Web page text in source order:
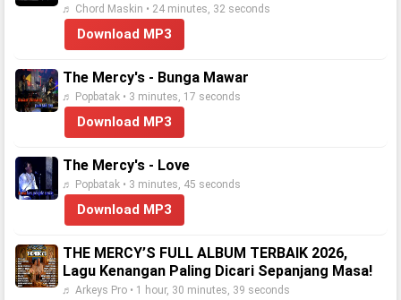
♬ Chord Maskin • 24 minutes, 32 seconds
Download MP3
The Mercy's - Bunga Mawar
♬ Popbatak • 3 minutes, 17 seconds
Download MP3
The Mercy's - Love
♬ Popbatak • 3 minutes, 45 seconds
Download MP3
THE MERCY’S FULL ALBUM TERBAIK 2026,
Lagu Kenangan Paling Dicari Sepanjang Masa!
♬ Arkeys Pro • 1 hour, 30 minutes, 39 seconds